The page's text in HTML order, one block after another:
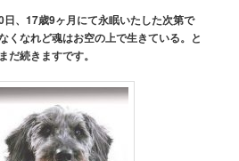
、17歳9ヶ月にて永眠いたした次第で
くなれど魂はお空の上で生きている。と
だ続きますです。